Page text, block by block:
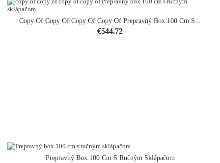
Copy Of Copy Of Copy Of Copy Of Prepravný Box 100 Cm S...
Price
€544.72
Prepravný Box 100 Cm S Ručným Sklápačom